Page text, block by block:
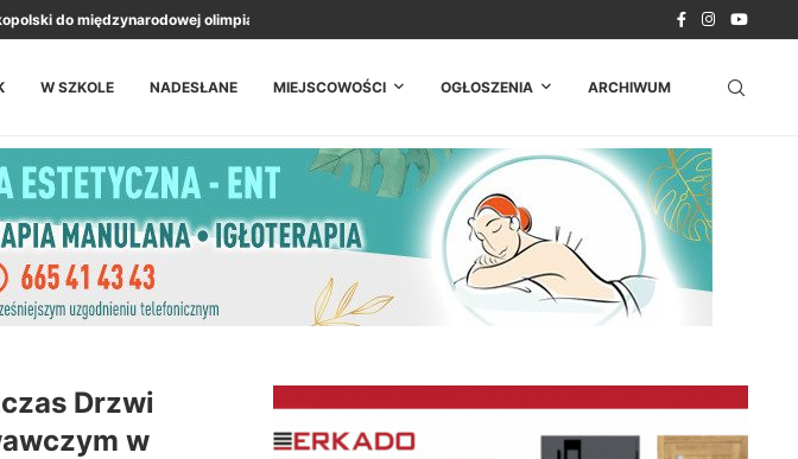
do międzynarodowej olimpiady. Strażacy z...
W SZKOLE NADESŁANE MIEJSCOWOŚCI OGŁOSZENIA ARCHIWUM
Drzwi
w